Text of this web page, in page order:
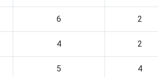
6 2
4 2
5 4